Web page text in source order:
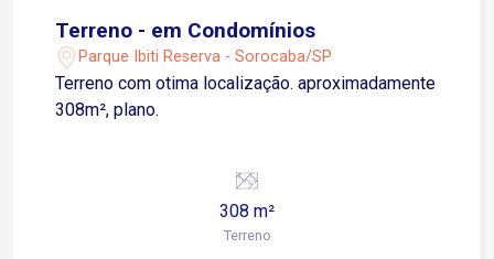
Terreno - em Condomínios
Parque Ibiti Reserva - Sorocaba/SP
Terreno com otima localização. aproximadamente
308m², plano.
308 m²
Terreno